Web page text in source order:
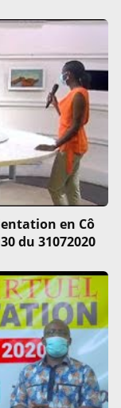
en Cô
du 31072020